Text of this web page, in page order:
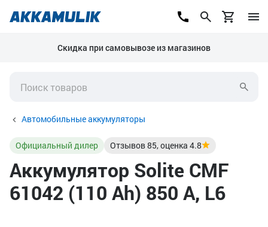
Скидка при самовывозе из магазинов
Автомобильные аккумуляторы
Официальный дилер Отзывов85, оценка 4.8
Аккумулятор Solite CMF
61042 (110 Ah) 850 А, L6